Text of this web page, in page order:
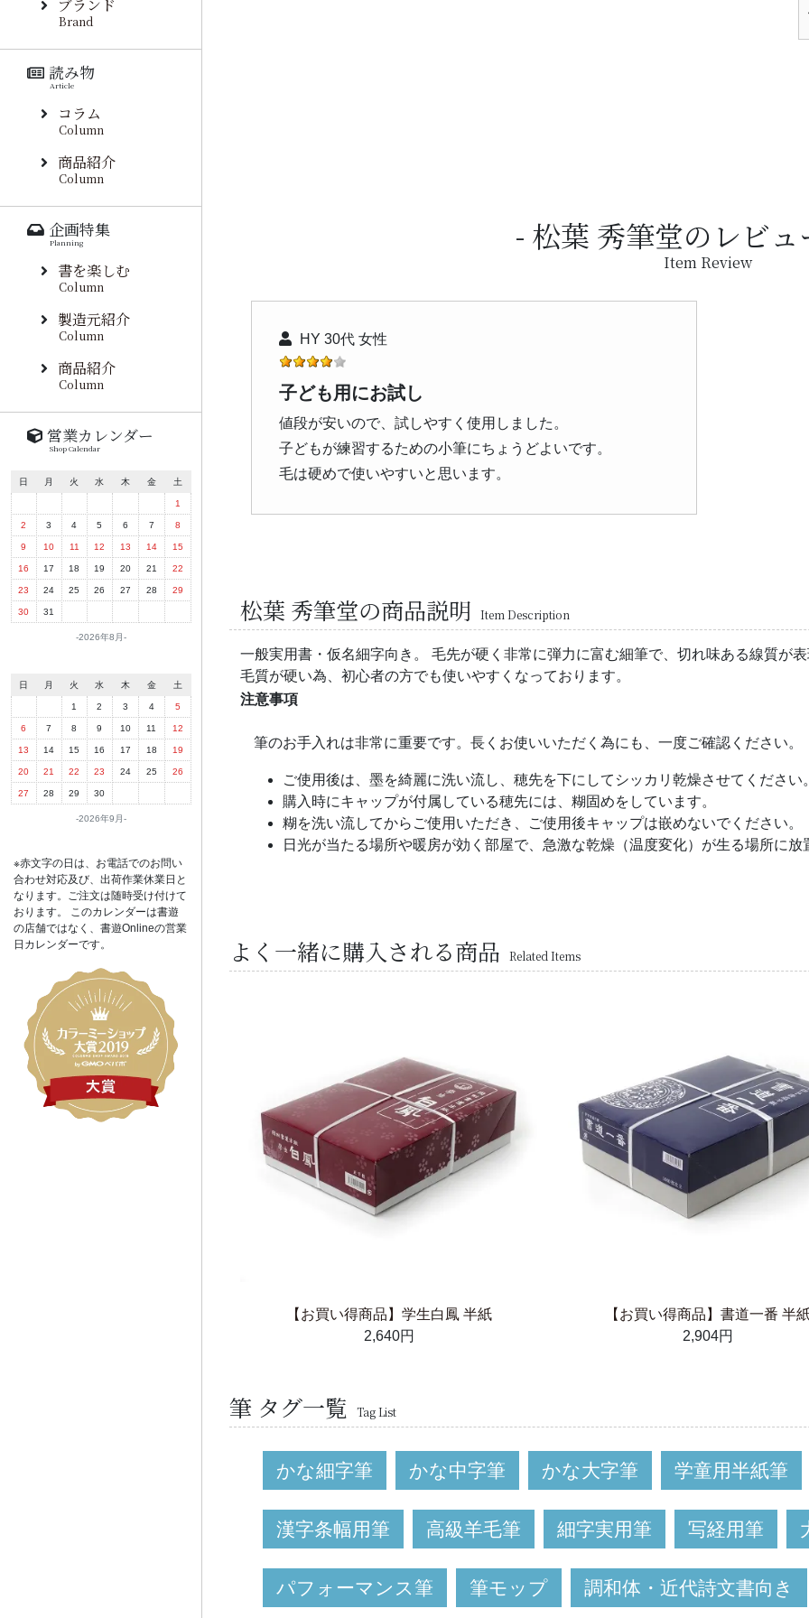
松葉 秀筆堂のレビュ
Item Review
HY 30代 女性
子ども用にお試し
値段が安いので、試しやすく使用しました。
子どもが練習するための小筆にちょうどよいです。
毛は硬めで使いやすいと思います。
松葉 秀筆堂の商品説明 Item Description
一般実用書・仮名細字向き。 毛先が硬く非常に弾力に富む細筆で、切れ味ある線質が表
毛質が硬い為、初心者の方でも使いやすくなっております。
注意事項
筆のお手入れは非常に重要です。長くお使いいただく為にも、一度ご確認ください。
ご使用後は、墨を綺麗に洗い流し、穂先を下にしてシッカリ乾燥させてください。
購入時にキャップが付属している穂先には、糊固めをしています。
糊を洗い流してからご使用いただき、ご使用後キャップは嵌めないでください。
日光が当たる場所や暖房が効く部屋で、急激な乾燥（温度変化）が生る場所に放
よく一緒に購入される商品 Related Items
【お買い得商品】学生白鳳 半紙
2,640円
【お買い得商品】書道一番 半
2,904円
筆 タグ一覧 Tag List
かな細字筆 かな中字筆 かな大字筆 学童用半紙筆
漢字条幅用筆 高級羊毛筆 細字実用筆 写経用筆
パフォーマンス筆 筆モップ 調和体・近代詩文書向き
ブランド
Brand
読み物
Article
コラム
Column
商品紹介
Column
企画特集
Planning
書を楽しむ
Column
製造元紹介
Column
商品紹介
Column
営業カレンダー
Shop Calendar
2026年8月
日 月 火 水 木 金 土
1
2 3 4 5 6 7 8
9 10 11 12 13 14 15
16 17 18 19 20 21 22
23 24 25 26 27 28 29
30 31
2026年9月
日 月 火 水 木 金 土
1 2 3 4 5
6 7 8 9 10 11 12
13 14 15 16 17 18 19
20 21 22 23 24 25 26
27 28 29 30
※赤文字の日は、お電話でのお問い
合わせ対応及び、出荷作業休業日と
なります。ご注文は随時受け付けて
おります。 このカレンダーは書遊
の店舗ではなく、書遊Onlineの営業
日カレンダーです。